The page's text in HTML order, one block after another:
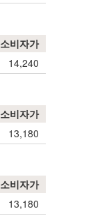
소비자가
14,240
소비자가
13,180
소비자가
13,180